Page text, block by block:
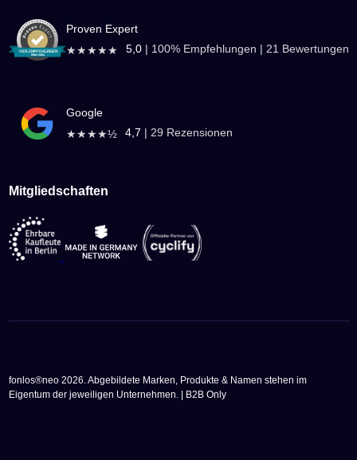
Proven Expert
★★★★★
5,0| 100% Empfehlungen | 21 Bewertungen
Google
★★★★½
4,7 | 29 Rezensionen
Mitgliedschaften
fonlos®neo 2026. Abgebildete Marken, Produkte & Namen stehen im
Eigentum der jeweiligen Unternehmen. | B2B Only